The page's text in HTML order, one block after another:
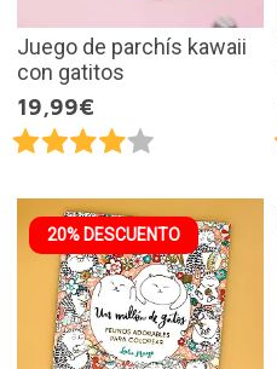
Juego de parchís kawaii
con gatitos
19,99€
20% DESCUENTO